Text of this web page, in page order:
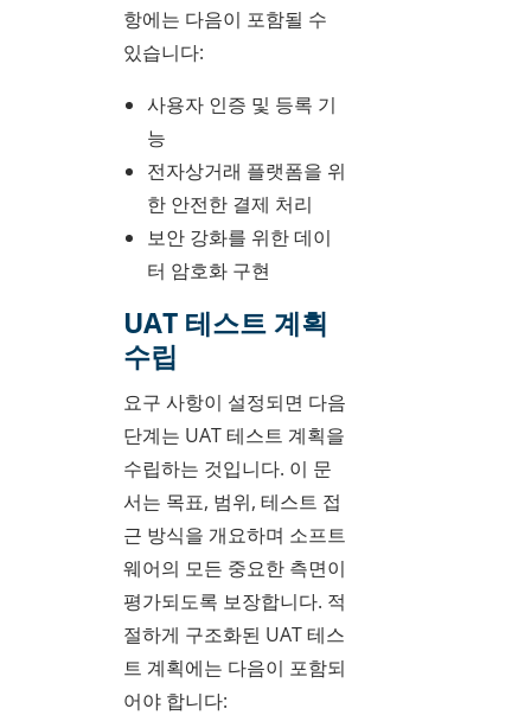
항에는 다음이 포함될 수
있습니다:
사용자 인증 및 등록 기
능
전자상거래 플랫폼을 위
한 안전한 결제 처리
보안 강화를 위한 데이
터 암호화 구현
UAT 테스트 계획
수립
요구 사항이 설정되면 다음
단계는 UAT 테스트 계획을
수립하는 것입니다. 이 문
서는 목표, 범위, 테스트 접
근 방식을 개요하며 소프트
웨어의 모든 중요한 측면이
평가되도록 보장합니다. 적
절하게 구조화된 UAT 테스
트 계획에는 다음이 포함되
어야 합니다: